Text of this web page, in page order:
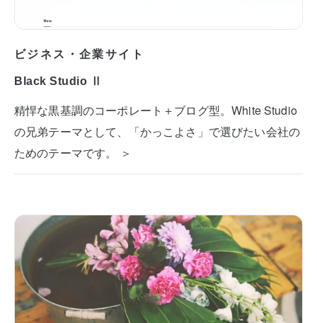
ビジネス・企業サイト
Black Studio Ⅱ
精悍な黒基調のコーポレート＋ブログ型。White Studio
の兄弟テーマとして、「かっこよさ」で選びたい会社の
ためのテーマです。 ＞